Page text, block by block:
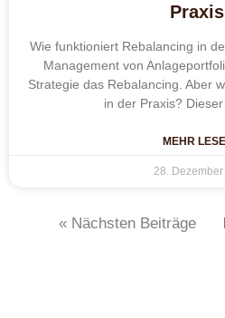
Wie funktioniert Rebalancing in
Management von
Strategie das Rebalancing. Aber
in der Praxis?
MEHR
28.
« Nächsten Beiträge